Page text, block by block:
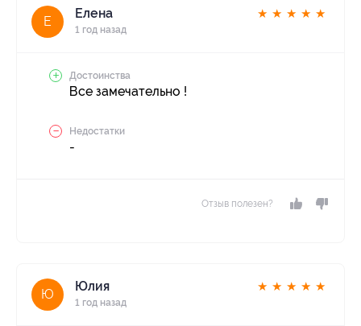
Е
Елена
1 год назад
★ ★ ★ ★ ★
Достоинства
Все замечательно !
Недостатки
-
Отзыв полезен?
Ю
Юлия
1 год назад
★ ★ ★ ★ ★